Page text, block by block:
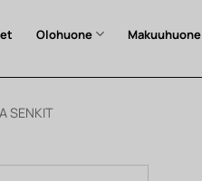
Olohuone Makuuhuone
SENKIT